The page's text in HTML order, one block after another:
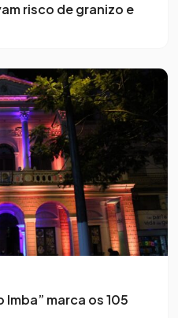
risco de granizo e
marca os 105